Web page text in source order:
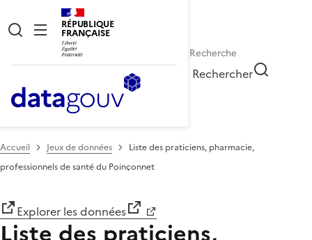
RÉPUBLIQUE
FRANÇAISE
Rechercher
Accueil Jeux de données
Liste des praticiens, pharmacie,
professionnels de santé du Poinçonnet
Explorer les données